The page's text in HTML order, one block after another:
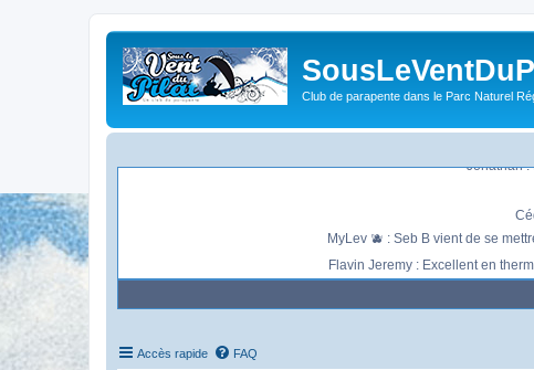
Club de parapente dans le Parc Naturel
Jonathan : Petit vent de face au déco de
Jonathan :
MyLev 🫐 : Seb B vient de se
Flavin Jeremy : Excellent en
Accès rapide FAQ